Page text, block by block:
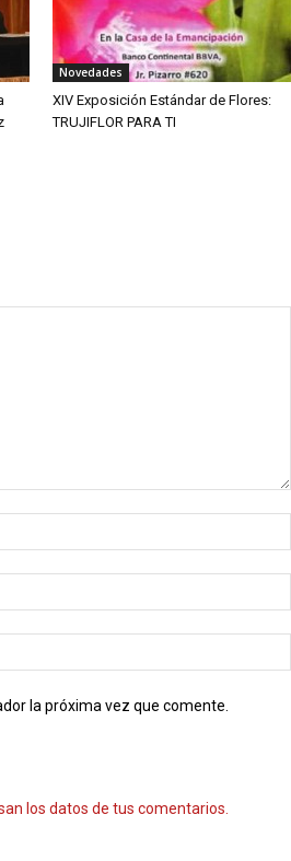
Novedades
XIV Exposición Estándar de Flores:
TRUJIFLOR PARA TI
la próxima vez que comente.
los datos de tus comentarios.